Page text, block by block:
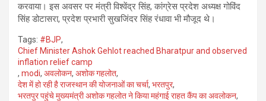
करवाया। इस अवसर पर मंत्री विश्वेंद्र सिंह, कांग्रेस प्रदेश अध्यक्ष गोविंद
सिंह डोटासरा, प्रदेश प्रभारी सुखजिंदर सिंह रंधावा भी मौजूद थे।
Tags: #BJP,
Chief Minister Ashok Gehlot reached Bharatpur and observed
inflation relief camp
, modi, अवलोकन, अशोक गहलोत,
देश में हो रही है राजस्थान की योजनाओं का चर्चा, भरतपुर,
भरतपुर पहुंचे मुख्यमंत्री अशोक गहलोत ने किया महंगाई राहत कैंप का अवलोकन,